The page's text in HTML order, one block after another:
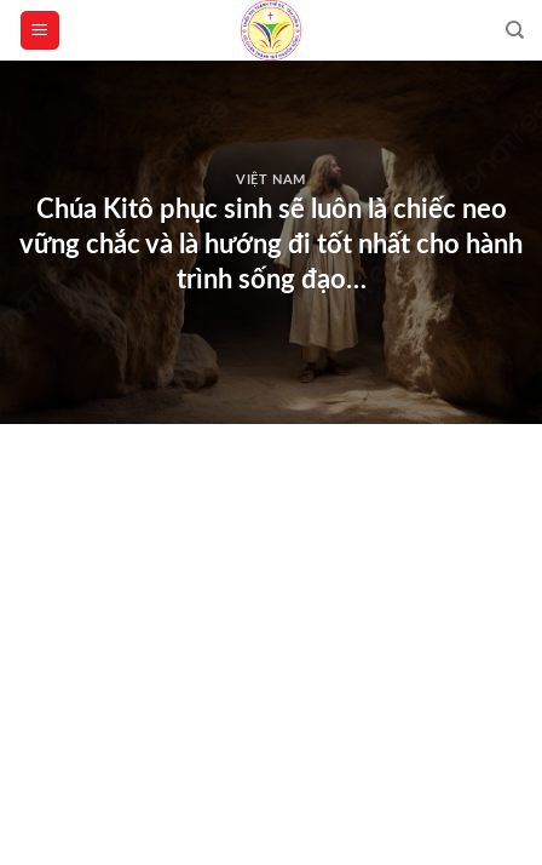
Skip
VIỆT NAM
Chúa Kitô phục sinh sẽ luôn là chiếc neo
vững chắc và là hướng đi tốt nhất cho hành
trình sống đạo…